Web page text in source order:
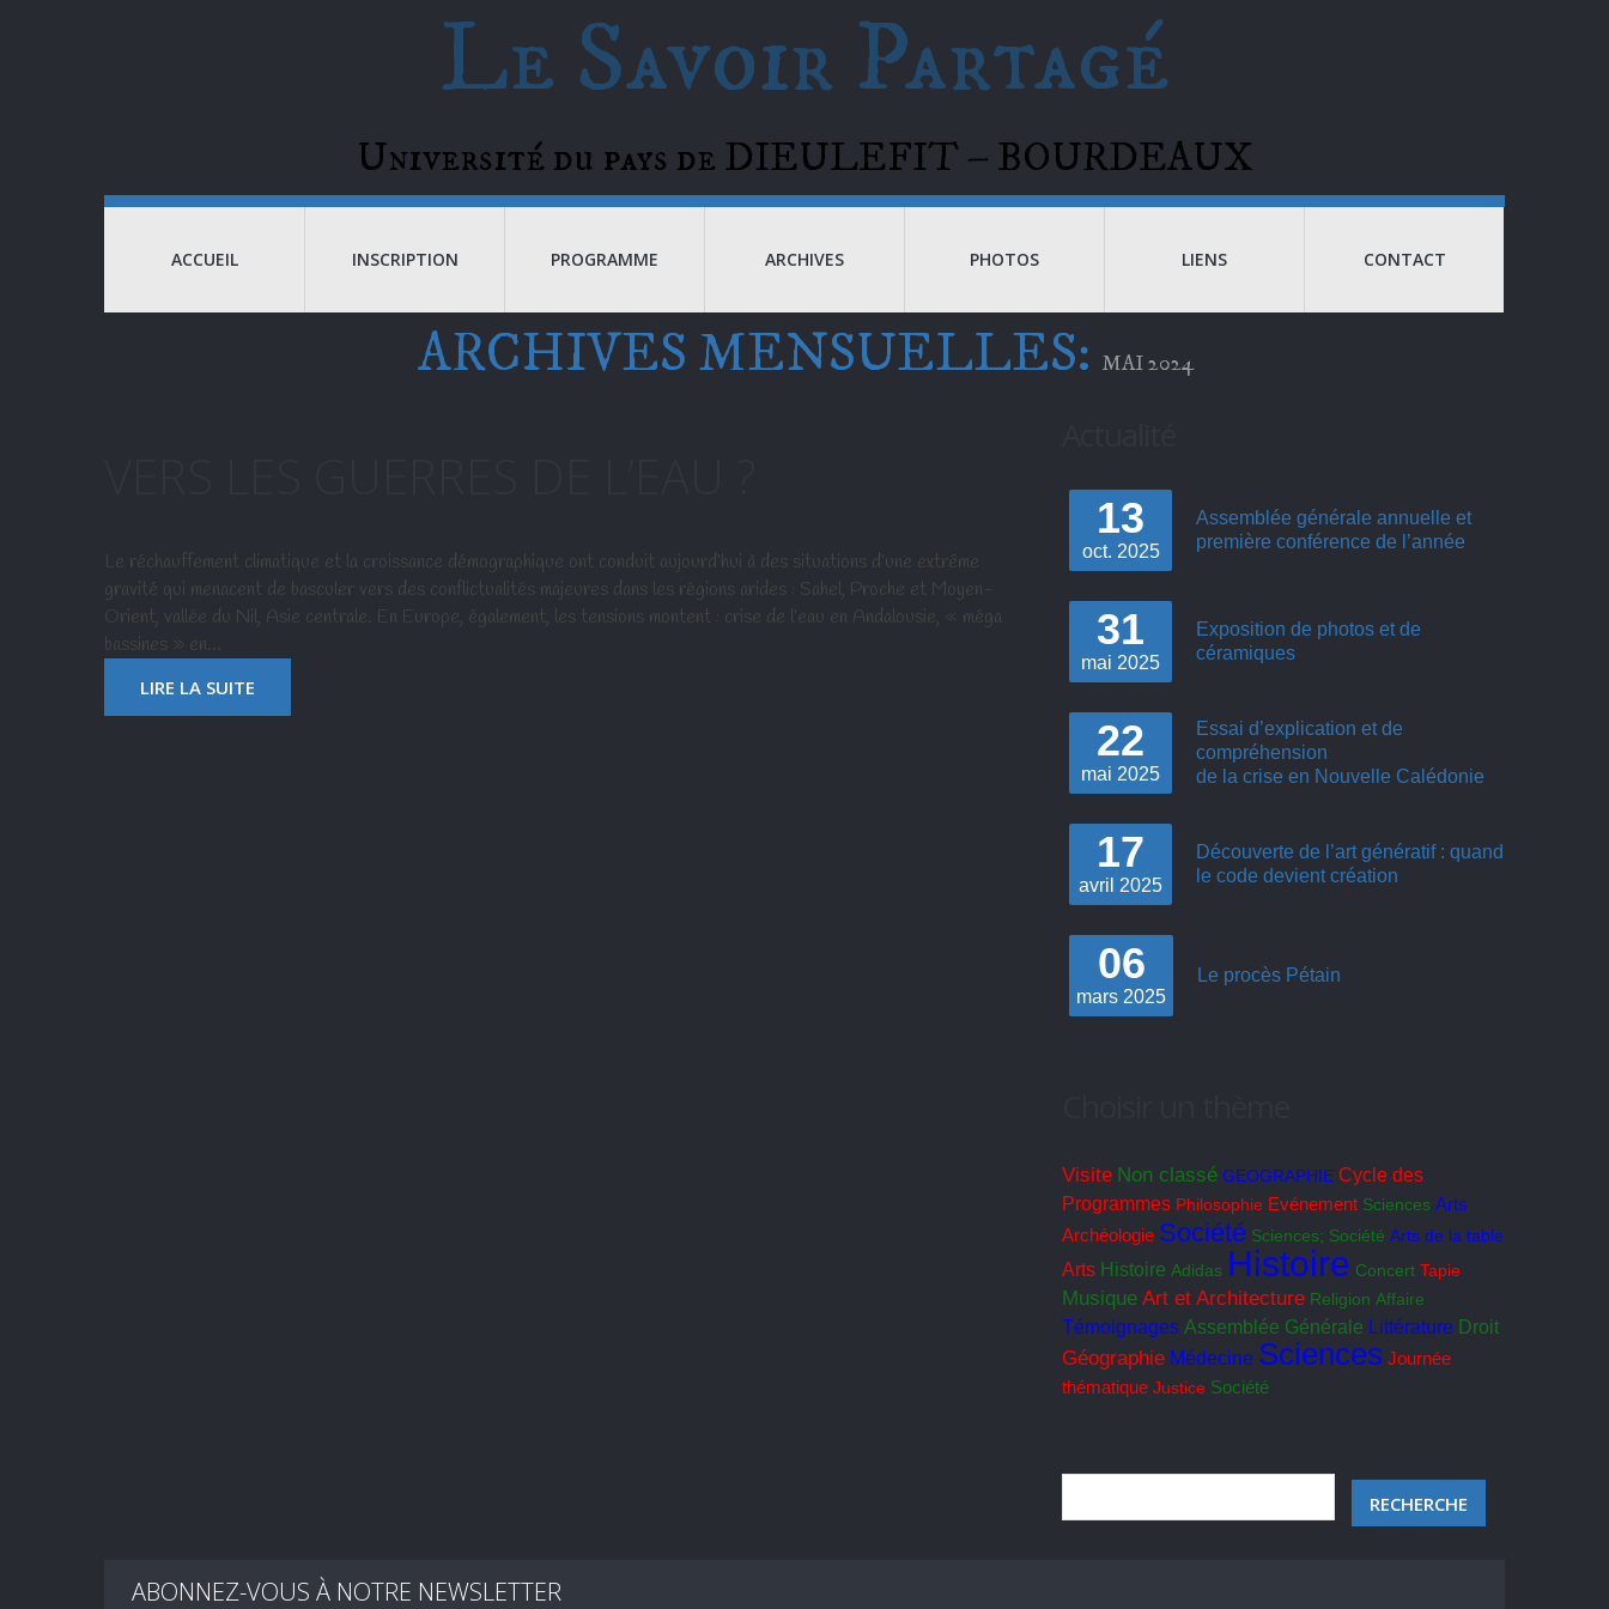
Le Savoir Partagé
Université du pays de DIEULEFIT – BOURDEAUX
ACCUEIL INSCRIPTION PROGRAMME ARCHIVES PHOTOS LIENS CONTACT
ARCHIVES MENSUELLES: MAI 2024
Le réchauffement climatique et la croissance démographique ont conduit aujourd’hui à des situations d’une extrême
gravité qui menacent de basculer vers des conflictualités majeures dans les régions arides : Sahel, Proche et Moyen-
Orient, vallée du Nil, Asie centrale. En Europe, également, les tensions montent : crise de l’eau en Andalousie, « méga
bassines » en…
LIRE LA SUITE
13
oct. 2025
Assemblée générale annuelle et
première conférence de l’année
31
mai 2025
Exposition de photos et de
céramiques
22
mai 2025
Essai d’explication et de
compréhension
de la crise en Nouvelle Calédonie
17
avril 2025
Découverte de l’art génératif : quand
le code devient création
06
mars 2025
Le procès Pétain
Visite Non classé GEOGRAPHIE Cycle des
Programmes Philosophie Evénement Sciences Arts
Archéologie Société Sciences; Société Arts de la table
Arts Histoire Adidas Histoire Concert Tapie
Musique Art et Architecture Religion Affaire
Témoignages Assemblée Générale Littérature Droit
Géographie Médecine Sciences Journée
thématique Justice Société
ABONNEZ-VOUS À NOTRE NEWSLETTER